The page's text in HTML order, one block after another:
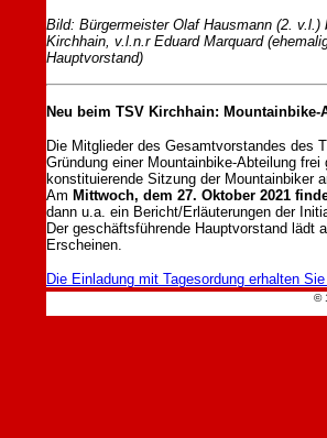
Bild: Bürgermeister Olaf Hausmann (2.
Kirchhain, v.l.n.r Eduard Marquard
Hauptvorstand)
Neu beim TSV Kirchhain:
Die Mitglieder des Gesamtvorstandes des
Gründung einer Mountainbike-Abteilung
konstituierende Sitzung der Mountainbiker
Am Mittwoch, dem 27. Oktober 2021
dann u.a. ein Bericht/Erläuterungen der
Der geschäftsführende Hauptvorstand lädt
Erscheinen.
Die Einladung mit Tagesordung erhalten
©